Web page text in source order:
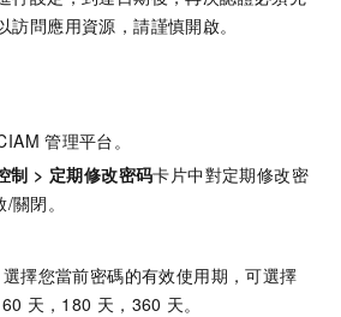
問應用資源，請謹慎開啟。
管理平台。
制 > 定期修改密码卡片中對定期修改密
閉。
選擇您當前密碼的有效使用期，可選擇
天，180 天，360 天。